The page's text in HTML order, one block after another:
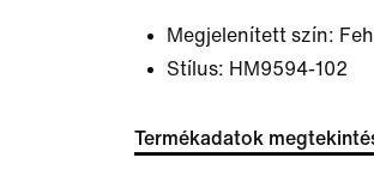
Megjelenített szín:
Stílus: HM9594-102
Termékadatok